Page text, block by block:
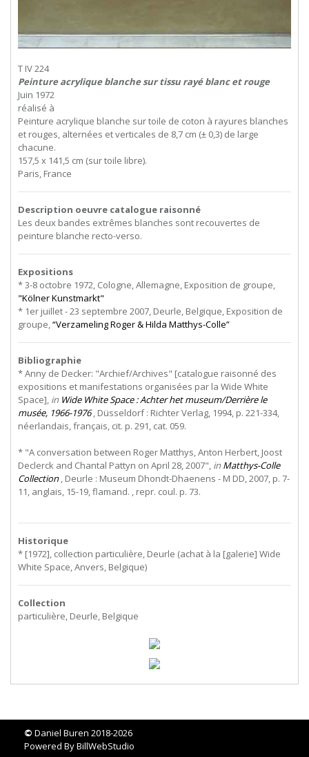
T IV 224
Peinture acrylique blanche sur tissu rayé blanc et rouge
Juin 1972
réalisé à
Peinture acrylique blanche sur toile de coton à rayures blanches
et rouges, alternées et verticales de 8,7 cm (± 0,3) de large
chacune.
157,5 x 141,5 cm (sur toile libre).
Paris, France
Description oeuvre catalogue raisonné
Les deux bandes extrêmes blanches sont recouvertes de
peinture blanche recto-verso.
Expositions
* 3-8 octobre 1972, Cologne, Allemagne, Exposition de groupe,
"Kölner Kunstmarkt"
* 1er juillet - 23 septembre 2007, Deurle, Belgique, Exposition de
groupe,“Verzameling Roger & Hilda Matthys-Colle”
Bibliographie
* Anny de Decker: "Archief/Archives" [catalogue raisonné des
expositions et manifestations organisées par la Wide White
Space], in Wide White Space : Achter het museum/Derrière le
musée, 1966-1976, Düsseldorf : Richter Verlag, 1994, p. 221-334,
néerlandais, français, cit. p. 291, cat. 059.
* "A conversation between Roger Matthys, Anton Herbert, Joost
Declerck and Chantal Pattyn on April 28, 2007", in Matthys-Colle
Collection, Deurle : Museum Dhondt-Dhaenens - M DD, 2007, p. 7-
11, anglais, 15-19, flamand. , repr. coul. p. 73.
Historique
* [1972], collection particulière, Deurle (achat à la [galerie] Wide
White Space, Anvers, Belgique)
Collection
particulière, Deurle, Belgique
© Daniel Buren 2018-2026
Powered ByBillWebStudio